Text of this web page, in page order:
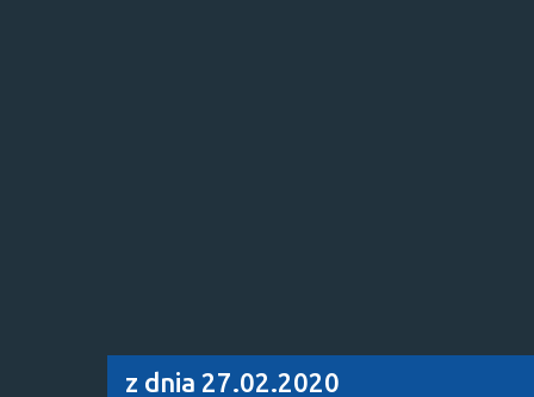
z dnia 27.02.2020